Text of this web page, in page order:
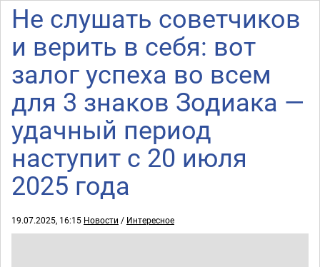
Не слушать советчиков
и верить в себя: вот
залог успеха во всем
для 3 знаков Зодиака —
удачный период
наступит с 20 июля
2025 года
19.07.2025, 16:15 Новости / Интересное